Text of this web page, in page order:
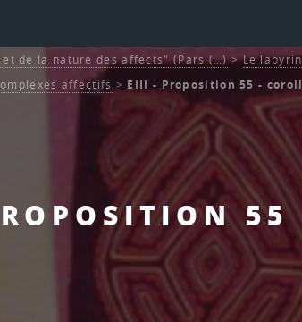
55
de la nature des affects" (Pars (…)>Le
affectifs > EIII - Proposition 55 -